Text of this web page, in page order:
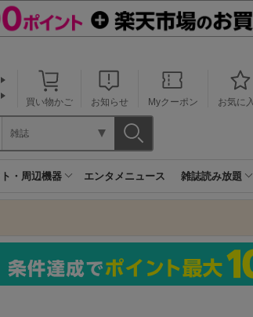
買い物かご お知らせ Myクーポン お気に
雑誌
・周辺機器 エンタメニュース 雑誌読み放題